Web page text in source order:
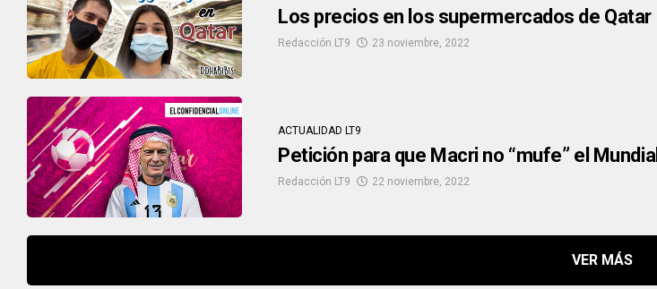
Los precios en los supermercados de Qatar
Redacción LT9 23 noviembre, 2022
ACTUALIDAD LT9
Petición para que Macri no “mufe” el Mundial
Redacción LT9 22 noviembre, 2022